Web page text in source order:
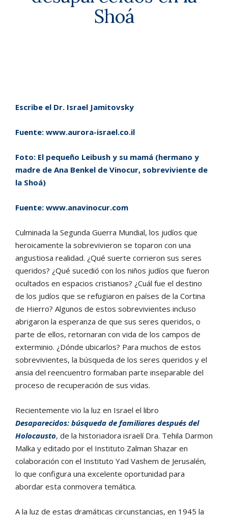
Shoá
Escribe el Dr. Israel Jamitovsky
Fuente: www.aurora-israel.co.il
Foto: El pequeño Leibush y su mamá (hermano y
madre de Ana Benkel de Vinocur, sobreviviente de
la Shoá)
Fuente: www.anavinocur.com
Culminada la Segunda Guerra Mundial, los judíos que
heroicamente la sobrevivieron se toparon con una
angustiosa realidad. ¿Qué suerte corrieron sus seres
queridos? ¿Qué sucedió con los niños judíos que fueron
ocultados en espacios cristianos? ¿Cuál fue el destino
de los judíos que se refugiaron en países de la Cortina
de Hierro? Algunos de estos sobrevivientes incluso
abrigaron la esperanza de que sus seres queridos, o
parte de ellos, retornaran con vida de los campos de
exterminio. ¿Dónde ubicarlos? Para muchos de estos
sobrevivientes, la búsqueda de los seres queridos y el
ansia del reencuentro formaban parte inseparable del
proceso de recuperación de sus vidas.
Recientemente vio la luz en Israel el libro
Desaparecidos: búsqueda de familiares después del
Holocausto, de la historiadora israelí Dra. Tehila Darmon
Malka y editado por el Instituto Zalman Shazar en
colaboración con el Instituto Yad Vashem de Jerusalén,
lo que configura una excelente oportunidad para
abordar esta conmovera temática.
A la luz de estas dramáticas circunstancias, en 1945 la